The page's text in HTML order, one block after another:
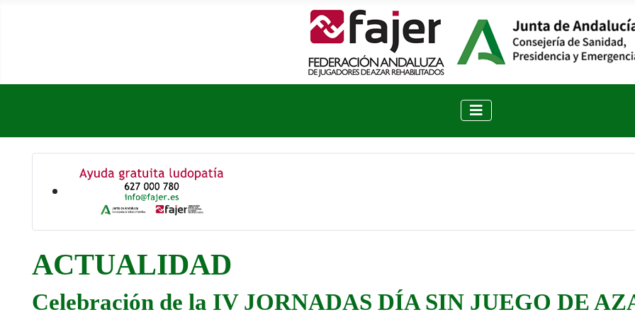
ACTUALIDAD
Celebración de la IV JORNADAS DÍA SIN JUEGO DE